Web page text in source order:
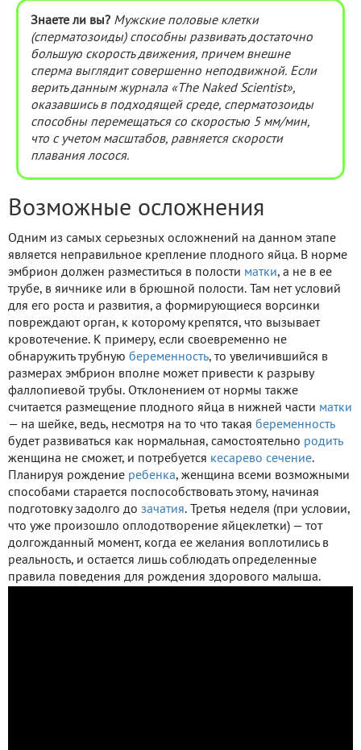
Знаете ли вы? Мужские половые клетки
(сперматозоиды) способны развивать достаточно
большую скорость движения, причем внешне
сперма выглядит совершенно неподвижной. Если
верить данным журнала «The Naked Scientist»,
оказавшись в подходящей среде, сперматозоиды
способны перемещаться со скоростью 5 мм/мин,
что с учетом масштабов, равняется скорости
плавания лосося.
Возможные осложнения
Одним из самых серьезных осложнений на данном этапе
является неправильное крепление плодного яйца. В норме
эмбрион должен разместиться в полости матки, а не в ее
трубе, в яичнике или в брюшной полости. Там нет условий
для его роста и развития, а формирующиеся ворсинки
повреждают орган, к которому крепятся, что вызывает
кровотечение. К примеру, если своевременно не
обнаружить трубную беременность, то увеличившийся в
размерах эмбрион вполне может привести к разрыву
фаллопиевой трубы. Отклонением от нормы также
считается размещение плодного яйца в нижней части матки
— на шейке, ведь, несмотря на то что такая беременность
будет развиваться как нормальная, самостоятельно родить
женщина не сможет, и потребуется кесарево сечение.
Планируя рождение ребенка, женщина всеми возможными
способами старается поспособствовать этому, начиная
подготовку задолго до зачатия. Третья неделя (при условии,
что уже произошло оплодотворение яйцеклетки) — тот
долгожданный момент, когда ее желания воплотились в
реальность, и остается лишь соблюдать определенные
правила поведения для рождения здорового малыша.